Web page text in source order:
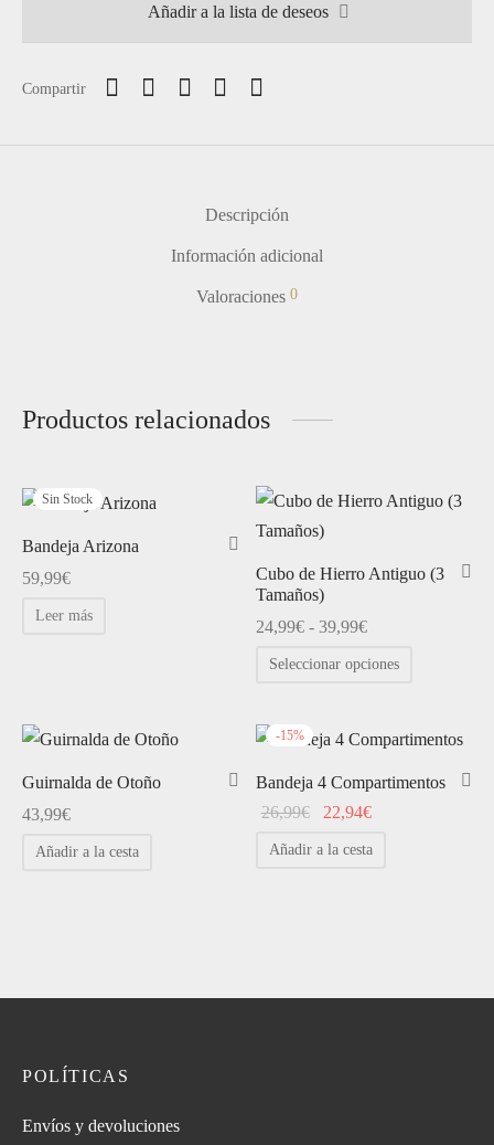
Añadir a la lista de deseos
Compartir
Descripción
Información adicional
Valoraciones 0
Productos relacionados
Sin Stock
Bandeja Arizona
59,99€
Leer más
Cubo de Hierro Antiguo (3
Tamaños)
24,99€ - 39,99€Rango
24,99€
39,99€
Seleccionar opciones
múltiples
variantes.
Guirnalda de Otoño
43,99€
Añadir a la cesta
-15%
Bandeja 4 Compartimentos
26,99€
El
22,94€
Añadir a la cesta
POLÍTICAS
Envíos y devoluciones